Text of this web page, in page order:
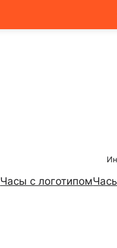
Часы с логотипом